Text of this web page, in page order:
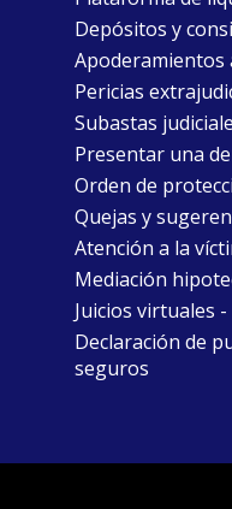
Depósitos y
Apoderamientos
Pericias
Subastas
Presentar una
Orden de
Quejas y
Atención a la
Mediación
Juicios virtuales
Declaración de
seguros